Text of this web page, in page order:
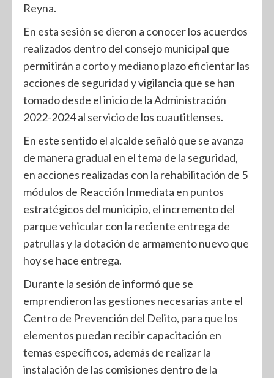
Reyna.
En esta sesión se dieron a conocer los acuerdos
realizados dentro del consejo municipal que
permitirán a corto y mediano plazo eficientar las
acciones de seguridad y vigilancia que se han
tomado desde el inicio de la Administración
2022-2024 al servicio de los cuautitlenses.
En este sentido el alcalde señaló que se avanza
de manera gradual en el tema de la seguridad,
en acciones realizadas con la rehabilitación de 5
módulos de Reacción Inmediata en puntos
estratégicos del municipio, el incremento del
parque vehicular con la reciente entrega de
patrullas y la dotación de armamento nuevo que
hoy se hace entrega.
Durante la sesión de informó que se
emprendieron las gestiones necesarias ante el
Centro de Prevención del Delito, para que los
elementos puedan recibir capacitación en
temas específicos, además de realizar la
instalación de las comisiones dentro de la